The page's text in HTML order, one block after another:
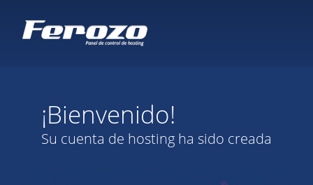
¡Bienvenido!
Su cuenta de hosting ha sido creada